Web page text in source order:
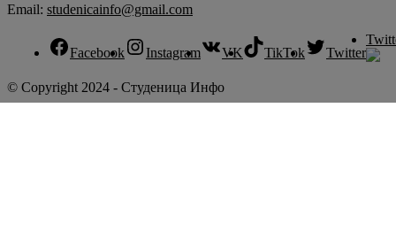
Email: studenicainfo@gmail.com
Facebook Instagram VK TikTok Twitter
© Copyright 2024 - Студеница Инфо